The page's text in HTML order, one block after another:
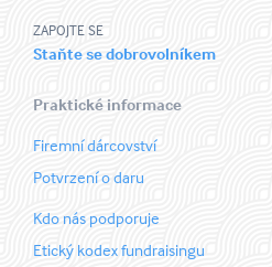
ZAPOJTE SE
Staňte se dobrovolníkem
Praktické informace
Firemní dárcovství
Potvrzení o daru
Kdo nás podporuje
Etický kodex fundraisingu